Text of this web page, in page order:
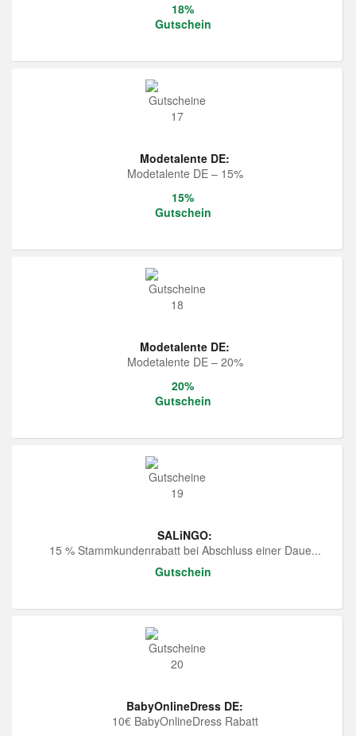
18%
Gutschein
Modetalente DE:
Modetalente DE – 15%
15%
Gutschein
Modetalente DE:
Modetalente DE – 20%
20%
Gutschein
SALiNGO:
15 % Stammkundenrabatt bei Abschluss einer Daue...
Gutschein
BabyOnlineDress DE:
10€ BabyOnlineDress Rabatt